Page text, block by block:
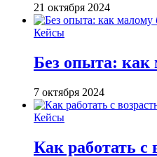
21 октября 2024
Кейсы
Без опыта: как
7 октября 2024
Кейсы
Как работать